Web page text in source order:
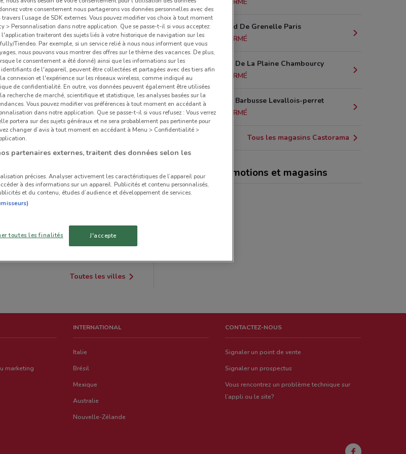
environs
NANTERRE
PLAISIR
Toutes les villes
11 Boulevard De Grenelle Paris
12.2 km
FERMÉ
Les Vergers De La Plaine Chambourcy
FERMÉ
4 Rue Henri Barbusse Levallois-perret
14.2 km
FERMÉ
Tous les magasins Castorama
Castorama, promotions et magasins
marketing
INTERNATIONAL
Italie
Brésil
Mexique
Australie
Nouvelle-Zélande
CONTACTEZ-NOUS
Signaler un point de vente
Signaler un prospectus
Vous rencontrez un problème technique sur
l’appli ou le site?
votre consentement nous partagerons vos données personnelles avec des
l’usage de SDK externes. Vous pouvez modifier vos choix à tout moment
> Personnalisation dans notre application. Que se passe-t-il si vous acceptez:
l'application traiteront des sujets liés à votre historique de navigation sur les
Tiendeo. Par exemple, si un service relié à nous nous informent que vous
nous pouvons vous montrer des offres sur le thème des vacances. De plus,
le consentement a été donné) ainsi que les informations sur les
de l'appareil, peuvent être collectées et partagées avec des tiers afin
connexion et l'expérience sur les réseaux wireless, comme indiqué au
de confidentialité. En outre, vos données peuvent également être utilisées
recherche de marché, scientifique et statistique, les analyses basées sur la
Vous pouvez modifier vos préférences à tout moment en accédant à
dans notre application. Que se passe-t-il si vous refusez : Vous verrez
portera sur des sujets généraux et ne sera probablement pas pertinente pour
changer d’avis à tout moment en accédant à Menu > Confidentialité >
partenaires externes, traitent des données selon les
précises. Analyser activement les caractéristiques de l’appareil pour
à des informations sur un appareil. Publicités et contenu personnalisés,
et du contenu, études d’audience et développement de services.
toutes les finalités J'accepte